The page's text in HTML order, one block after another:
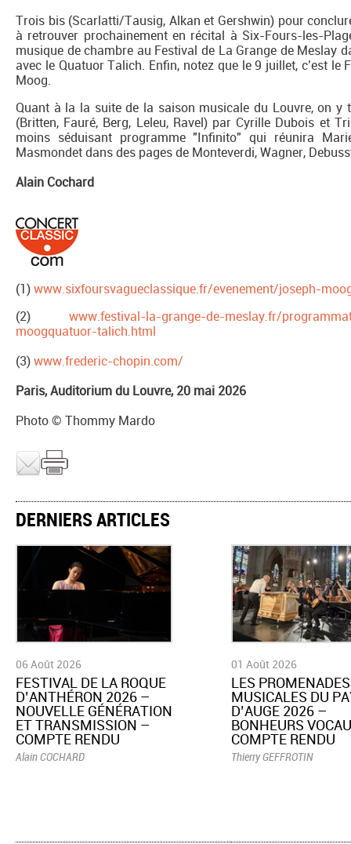
Trois bis (Scarlatti/Tausig, Alkan et Gershwin) pour
à retrouver prochainement en récital à Six-Fours-les-
musique de chambre au Festival de La Grange de Meslay
avec le Quatuor Talich. Enfin, notez que le 9 juillet, c’est
Moog.
Quant à la la suite de la saison musicale du Louvre, on y
(Britten, Fauré, Berg, Leleu, Ravel) par Cyrille Dubois et
moins séduisant programme "Infinito" qui réunira
Masmondet dans des pages de Monteverdi, Wagner,
Alain Cochard
(1)www.sixfoursvagueclassique.fr/evenement/joseph-
(2) www.festival-la-grange-de-meslay.fr/
moogquatuor-talich.html
(3)www.frederic-chopin.com/
Paris, Auditorium du Louvre, 20 mai 2026
Photo © Thommy Mardo
DERNIERS ARTICLES
06 Août 2026
​FESTIVAL DE LA ROQUE
D’ANTHÉRON 2026 –
NOUVELLE GÉNÉRATION
ET TRANSMISSION –
COMPTE RENDU
Alain COCHARD
01 Août 2026
LES PROMENADES
MUSICALES DU
D’AUGE 2026 –
BONHEURS
COMPTE RENDU
Thierry GEFFROTIN